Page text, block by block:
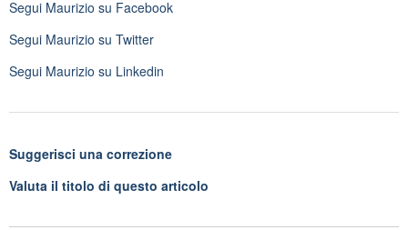
Segui Maurizio su Facebook
Segui Maurizio su Twitter
Segui Maurizio su Linkedin
Suggerisci una correzione
Valuta il titolo di questo articolo